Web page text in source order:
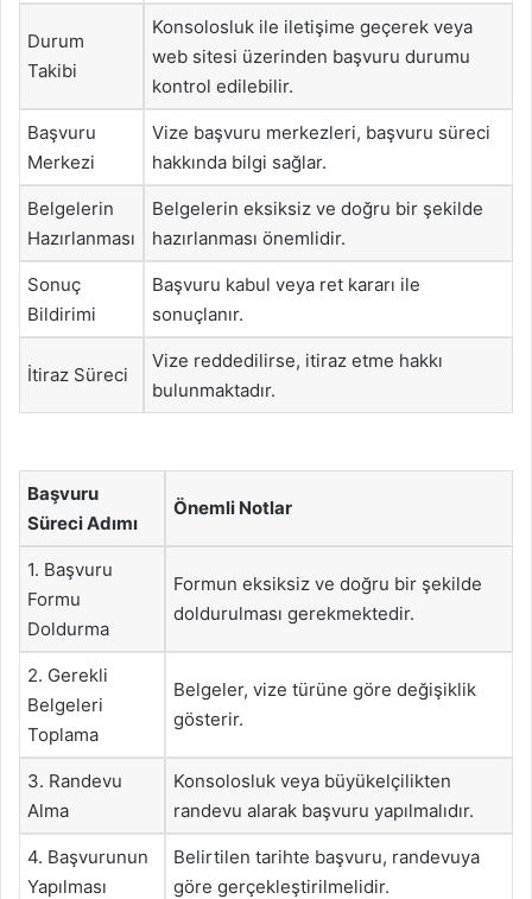
Durum
Takibi
Konsolosluk ile iletişime geçerek veya
web sitesi üzerinden başvuru durumu
kontrol edilebilir.
Başvuru
Merkezi
Vize başvuru merkezleri, başvuru süreci
hakkında bilgi sağlar.
Belgelerin
Hazırlanması
Belgelerin eksiksiz ve doğru bir şekilde
hazırlanması önemlidir.
Sonuç
Bildirimi
Başvuru kabul veya ret kararı ile
sonuçlanır.
İtiraz Süreci
Vize reddedilirse, itiraz etme hakkı
bulunmaktadır.
Başvuru
Süreci Adımı
Önemli Notlar
1. Başvuru
Formu
Doldurma
Formun eksiksiz ve doğru bir şekilde
doldurulması gerekmektedir.
2. Gerekli
Belgeleri
Toplama
Belgeler, vize türüne göre değişiklik
gösterir.
3. Randevu
Alma
Konsolosluk veya büyükelçilikten
randevu alarak başvuru yapılmalıdır.
4. Başvurunun
Yapılması
Belirtilen tarihte başvuru, randevuya
göre gerçekleştirilmelidir.